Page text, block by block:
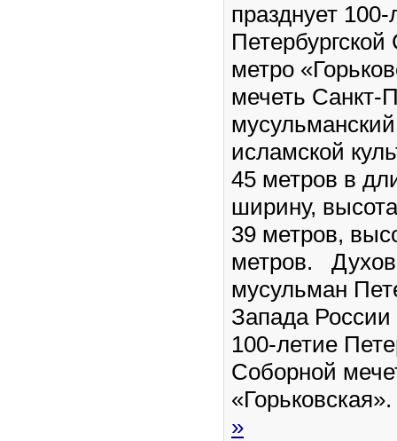
празднует 100-
метро
мечеть Санкт-
исламской
45 метров в
ширину,
39 метров,
метров.
мусульман
Запада России
100-летие
Соборной
»